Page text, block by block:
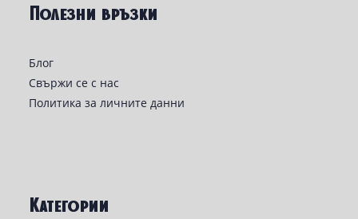
Полезни връзки
Блог
Свържи се с нас
Политика за личните данни
Категории